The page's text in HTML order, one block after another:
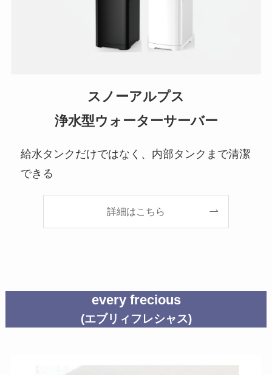
スノーアルプス
浄水型ウォーターサーバー
給水タンクだけではなく、内部タンクまで清潔
できる
詳細はこちら
every frecious
(エブリィフレシャス)